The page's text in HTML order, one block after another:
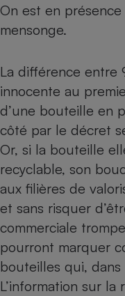
On est en
mensonge.
La différence entre
innocente au
d’une bouteille en
côté par le décret
Or, si la bouteille
recyclable, son
aux filières de
et sans risquer
commerciale
pourront marquer
bouteilles qui,
L’information sur la